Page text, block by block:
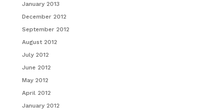
January 2013
December 2012
September 2012
August 2012
July 2012
June 2012
May 2012
April 2012
January 2012